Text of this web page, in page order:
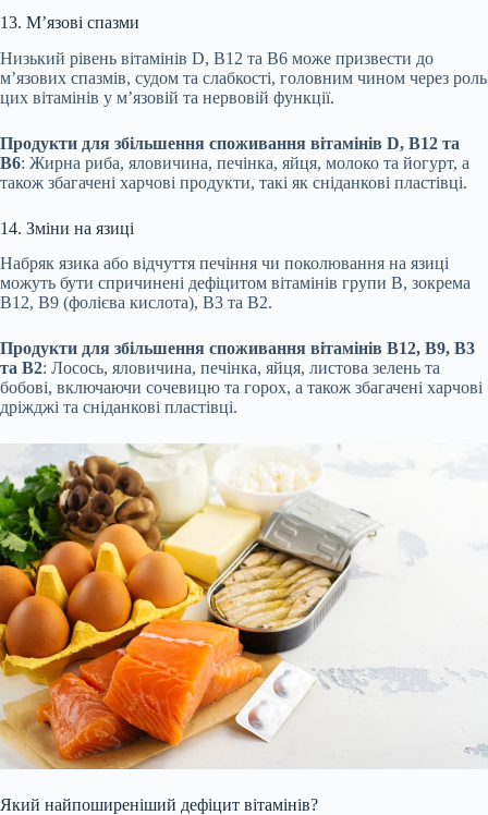
13. М’язові спазми
Низький рівень вітамінів D, B12 та B6 може призвести до
м’язових спазмів, судом та слабкості, головним чином через роль
цих вітамінів у м’язовій та нервовій функції.
Продукти для збільшення споживання вітамінів D, B12 та
B6: Жирна риба, яловичина, печінка, яйця, молоко та йогурт, а
також збагачені харчові продукти, такі як сніданкові пластівці.
14. Зміни на язиці
Набряк язика або відчуття печіння чи поколювання на язиці
можуть бути спричинені дефіцитом вітамінів групи B, зокрема
B12, B9 (фолієва кислота), B3 та B2.
Продукти для збільшення споживання вітамінів B12, B9, B3
та B2: Лосось, яловичина, печінка, яйця, листова зелень та
бобові, включаючи сочевицю та горох, а також збагачені харчові
дріжджі та сніданкові пластівці.
Який найпоширеніший дефіцит вітамінів?